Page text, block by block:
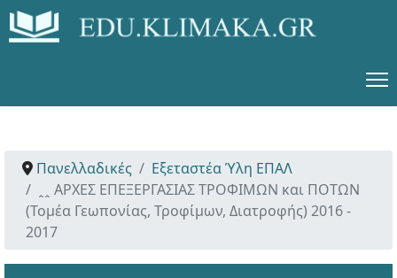
Πανελλαδικές
Εξεταστέα Ύλη ΕΠΑΛ
ꞈꞈ ΑΡΧΕΣ ΕΠΕΞΕΡΓΑΣΙΑΣ ΤΡΟΦΙΜΩΝ και ΠΟΤΩΝ
(Τομέα Γεωπονίας, Τροφίμων, Διατροφής) 2016 -
2017